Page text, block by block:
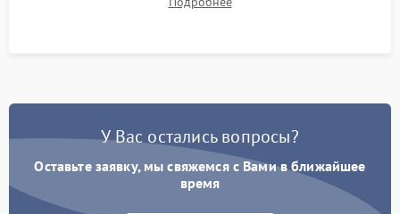
срабатывания системы автоматической оттайки.
У Вас остались вопросы?
Оставьте заявку, мы свяжемся с Вами в ближайшее
время